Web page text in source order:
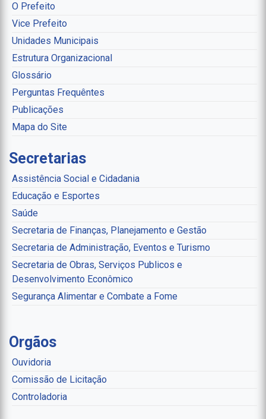
O Prefeito
Vice Prefeito
Unidades Municipais
Estrutura Organizacional
Glossário
Perguntas Frequêntes
Publicações
Mapa do Site
Secretarias
Assistência Social e Cidadania
Educação e Esportes
Saúde
Secretaria de Finanças, Planejamento e Gestão
Secretaria de Administração, Eventos e Turismo
Secretaria de Obras, Serviços Publicos e
Desenvolvimento Econômico
Segurança Alimentar e Combate a Fome
Orgãos
Ouvidoria
Comissão de Licitação
Controladoria